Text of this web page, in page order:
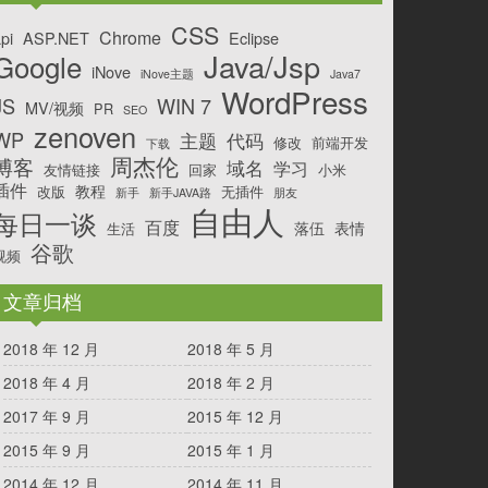
ASP.NET Chrome CSS Eclipse
iNove iNove主题 Java/Jsp Java7
MV/视频 PR SEO WIN 7 WordPress
zenoven 下载 主题 代码 修改 前端开发
客 友情链接 周杰伦 回家 域名 学习 小米
件 改版 教程 新手 新手JAVA路 无插件 朋友
日一谈 生活 百度 自由人 落伍 表情
频 谷歌
文章归档
2018 年 12 月
2018 年 5 月
2018 年 4 月
2018 年 2 月
2017 年 9 月
2015 年 12 月
2015 年 9 月
2015 年 1 月
2014 年 12 月
2014 年 11 月